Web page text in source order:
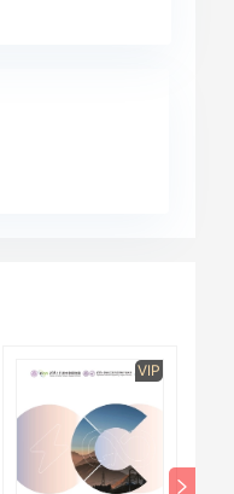
VIP